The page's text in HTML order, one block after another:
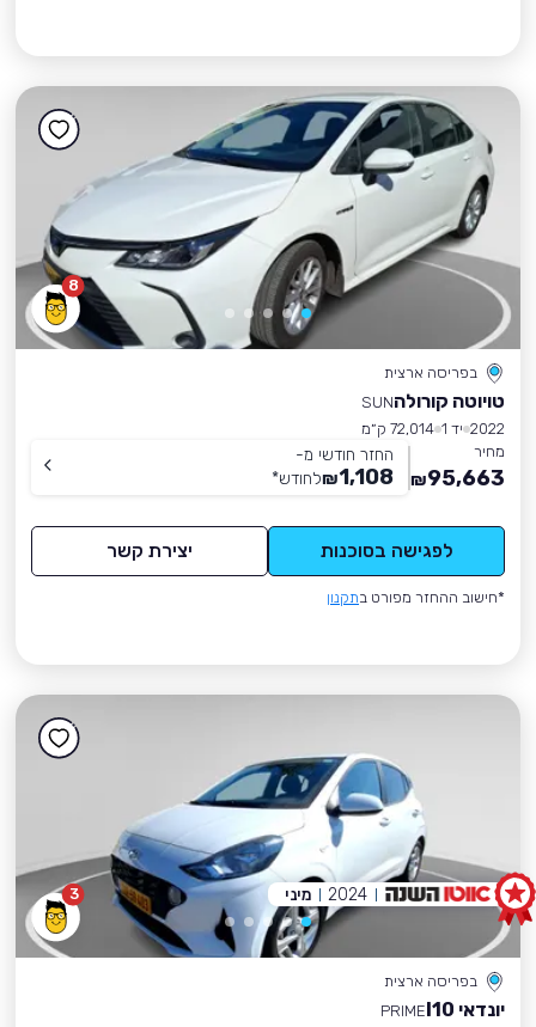
8
בפריסה ארצית
טויוטה קורולהSUN
2022 יד 1
72,014 ק״מ
מחיר
95,663
₪
החזר חודשי מ-
1,108
₪לחודש*
לפגישה בסוכנות יצירת קשר
*חישוב ההחזר מפורט בתקנון
3
בפריסה ארצית
יונדאי I10
PRIME
2024 מיני